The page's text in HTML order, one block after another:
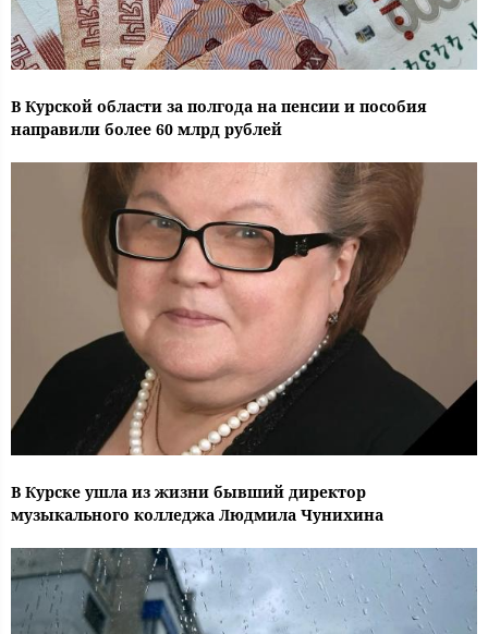
В Курской области за полгода на пенсии и пособия
направили более 60 млрд рублей
В Курске ушла из жизни бывший директор
музыкального колледжа Людмила Чунихина